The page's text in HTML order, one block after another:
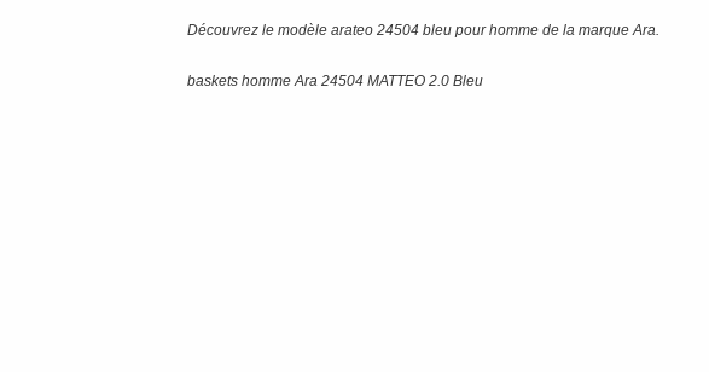
Découvrez le modèle arateo 24504 bleupour homme de la marqueAra.
baskets homme Ara 24504 MATTEO 2.0 Bleu